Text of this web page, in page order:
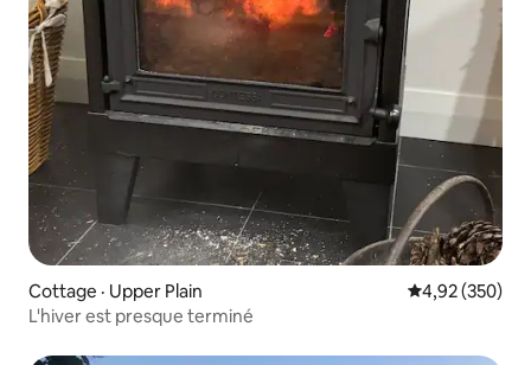
Cottage · Upper Plain Note
4,92 (350)
L'hiver est presque terminé